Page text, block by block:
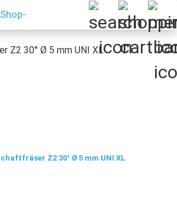
Z2 30° Ø 5 mm UNI XL